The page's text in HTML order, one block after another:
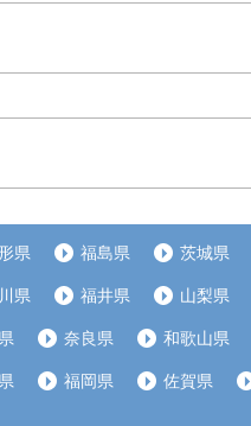
県 福島県 茨城県
県 福井県 山梨県
奈良県 和歌山県
福岡県 佐賀県